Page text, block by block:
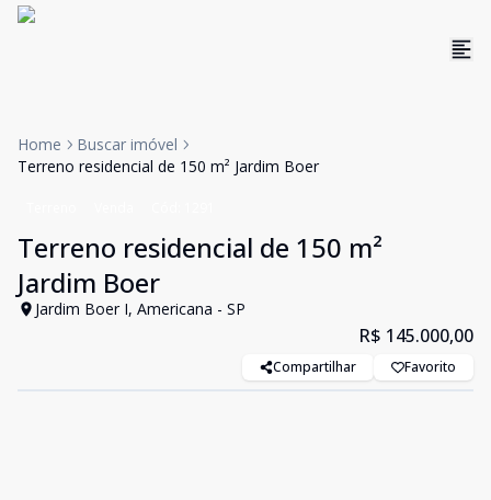
Home
Buscar imóvel
Terreno residencial de 150 m² Jardim Boer
Terreno residencial de 150 m²
Jardim Boer
Jardim Boer I, Americana - SP
R$ 145.000,00
Compartilhar Favorito